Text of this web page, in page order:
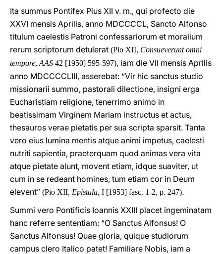
Ita summus Pontifex Pius XII v. m., qui profecto die
XXVI mensis Aprilis, anno MDCCCCL, Sancto Alfonso
titulum caelestis Patroni confessariorum et moralium
rerum scriptorum detulerat (Pio XII, Consueverunt omni
tempore, AAS 42 [1950] 595-597), iam die VII mensis Aprilis
anno MDCCCCLIII, asserebat: “Vir hic sanctus studio
missionarii summo, pastorali dilectione, insigni erga
Eucharistiam religione, tenerrimo animo in
beatissimam Virginem Mariam instructus et actus,
thesauros verae pietatis per sua scripta sparsit. Tanta
vero eius lumina mentis atque animi impetus, caelesti
nutriti sapientia, praeterquam quod animas vera vita
atque pietate alunt, movent etiam, idque suaviter, ut
cum in se redeant homines, tum etiam cor in Deum
elevent” (Pio XII, Epistula, I [1953] fasc. 1-2, p. 247).
Summi vero Pontificis Ioannis XXIII placet ingeminatam
hanc referre sententiam: “O Sanctus Alfonsus! O
Sanctus Alfonsus! Quae gloria, quique studiorum
campus clero Italico patet! Familiare Nobis, iam a